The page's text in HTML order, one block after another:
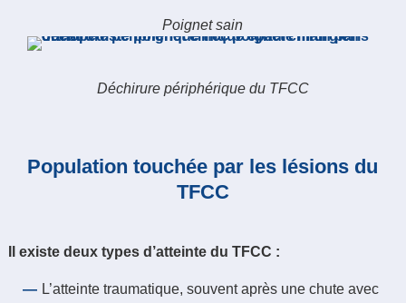
Poignet sain
Déchirure périphérique du TFCC
Population touchée par les lésions du
TFCC
Il existe deux types d’atteinte du TFCC :
L’atteinte traumatique, souvent après une chute avec